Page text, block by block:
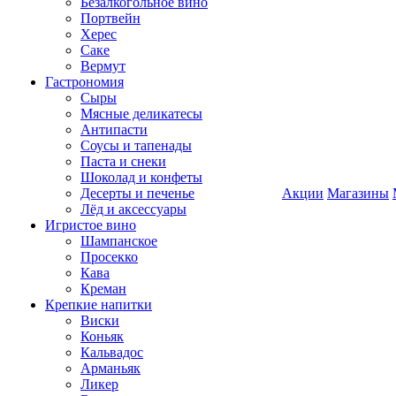
Портвейн
Херес
Саке
Вермут
Гастрономия
Сыры
Мясные деликатесы
Антипасти
Соусы и тапенады
Паста и снеки
Шоколад и конфеты
Десерты и печенье
Лёд и аксессуары
Игристое вино
Шампанское
Просекко
Кава
Креман
Крепкие напитки
Виски
Коньяк
Кальвадос
Арманьяк
Ликер
Акции Магазины